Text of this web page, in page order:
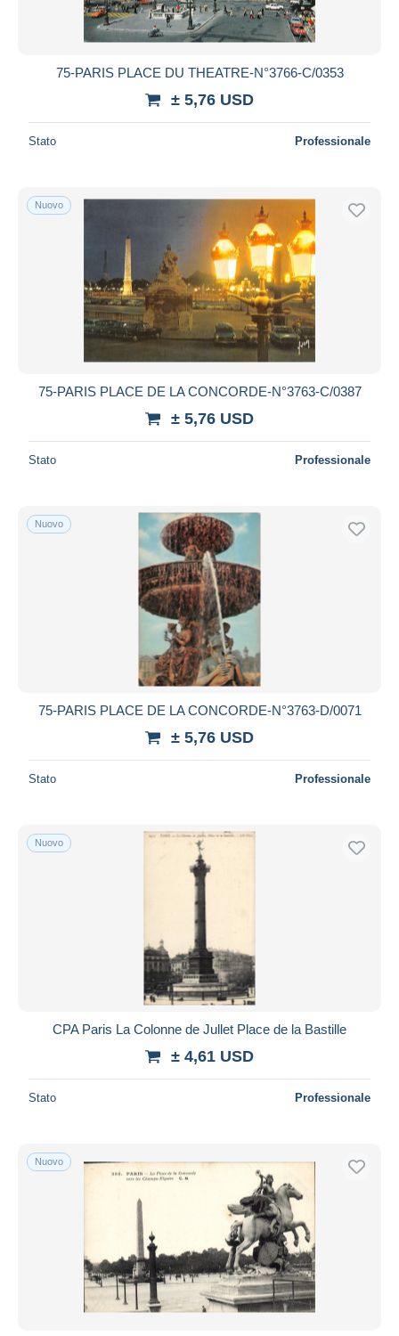
75-PARIS PLACE DU THEATRE-N°3766-C/0353
± 5,76 USD
Stato Professionale
Nuovo
75-PARIS PLACE DE LA CONCORDE-N°3763-C/0387
± 5,76 USD
Stato Professionale
Nuovo
75-PARIS PLACE DE LA CONCORDE-N°3763-D/0071
± 5,76 USD
Stato Professionale
Nuovo
CPA Paris La Colonne de Jullet Place de la Bastille
± 4,61 USD
Stato Professionale
Nuovo